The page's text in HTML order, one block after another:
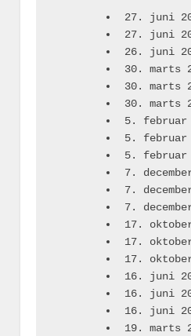
27. juni
27. juni
26. juni
30. marts
30. marts
30. marts
5. februar
5. februar
5. februar
7.
7.
7.
17.
17.
17.
16. juni
16. juni
16. juni
19. marts